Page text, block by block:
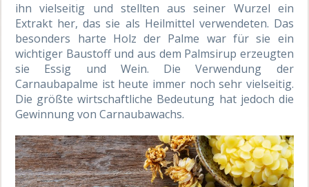
ihn vielseitig und stellten aus seiner Wurzel ein
Extrakt her, das sie als Heilmittel verwendeten. Das
besonders harte Holz der Palme war für sie ein
wichtiger Baustoff und aus dem Palmsirup erzeugten
sie Essig und Wein. Die Verwendung der
Carnaubapalme ist heute immer noch sehr vielseitig.
Die größte wirtschaftliche Bedeutung hat jedoch die
Gewinnung von Carnaubawachs.